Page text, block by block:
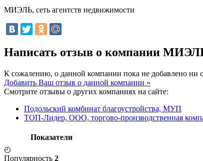
МИЭЛЬ, сеть агентств недвижимости
Написать отзыв о компании
К сожалению, о данной компании пока не добавлено ни
Добавить Ваш отзыв о данной компании »
Смотрите отзывы о других компаниях на сайте:
Подольский комбинат благоустройства, МУП
ТОП-Лидер, ООО, торгово-производственная
Показатели
◴
Популярность 2